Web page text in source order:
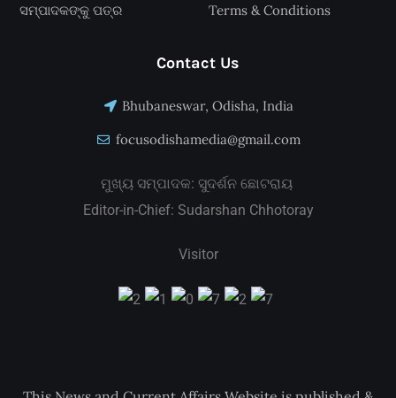
ସମ୍ପାଦକଙ୍କୁ ପତ୍ର
Terms & Conditions
Contact Us
Bhubaneswar, Odisha, India
focusodishamedia@gmail.com
ମୁଖ୍ୟ ସମ୍ପାଦକ: ସୁଦର୍ଶନ ଛୋଟରାୟ
Editor-in-Chief: Sudarshan Chhotoray
Visitor